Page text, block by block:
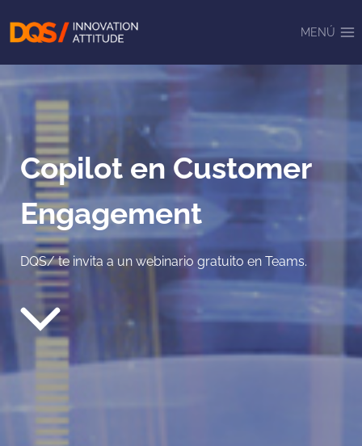
MENÚ
Copilot en Customer
Engagement
DQS/ te invita a un webinario gratuito en Teams.